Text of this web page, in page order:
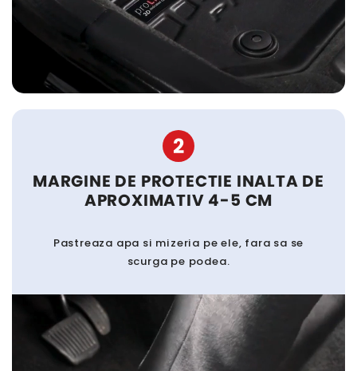
2
MARGINE DE PROTECTIE INALTA DE
APROXIMATIV 4-5 CM
Pastreaza apa si mizeria pe ele, fara sa se
scurga pe podea.